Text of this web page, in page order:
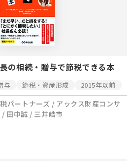
の相続・贈与で節税できる本
与 節税・資産形成 2015年以前
パートナーズ / アックス財産コンサ
田中誠 / 三井皓市